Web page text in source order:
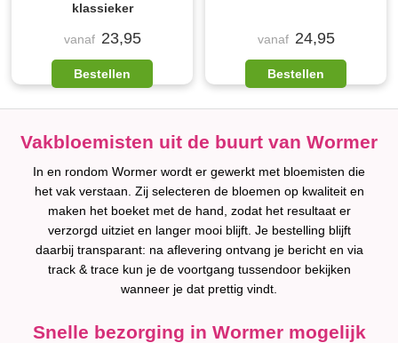
klassieker
vanaf 23,95
Bestellen
vanaf 24,95
Bestellen
Vakbloemisten uit de buurt van Wormer
In en rondom Wormer wordt er gewerkt met bloemisten die
het vak verstaan. Zij selecteren de bloemen op kwaliteit en
maken het boeket met de hand, zodat het resultaat er
verzorgd uitziet en langer mooi blijft. Je bestelling blijft
daarbij transparant: na aflevering ontvang je bericht en via
track & trace kun je de voortgang tussendoor bekijken
wanneer je dat prettig vindt.
Snelle bezorging in Wormer mogelijk